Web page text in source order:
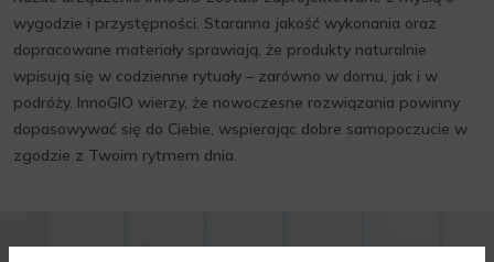
wygodzie i przystępności. Staranna jakość wykonania oraz
dopracowane materiały sprawiają, że produkty naturalnie
wpisują się w codzienne rytuały – zarówno w domu, jak i w
podróży. InnoGIO wierzy, że nowoczesne rozwiązania powinny
dopasowywać się do Ciebie, wspierając dobre samopoczucie w
zgodzie z Twoim rytmem dnia.